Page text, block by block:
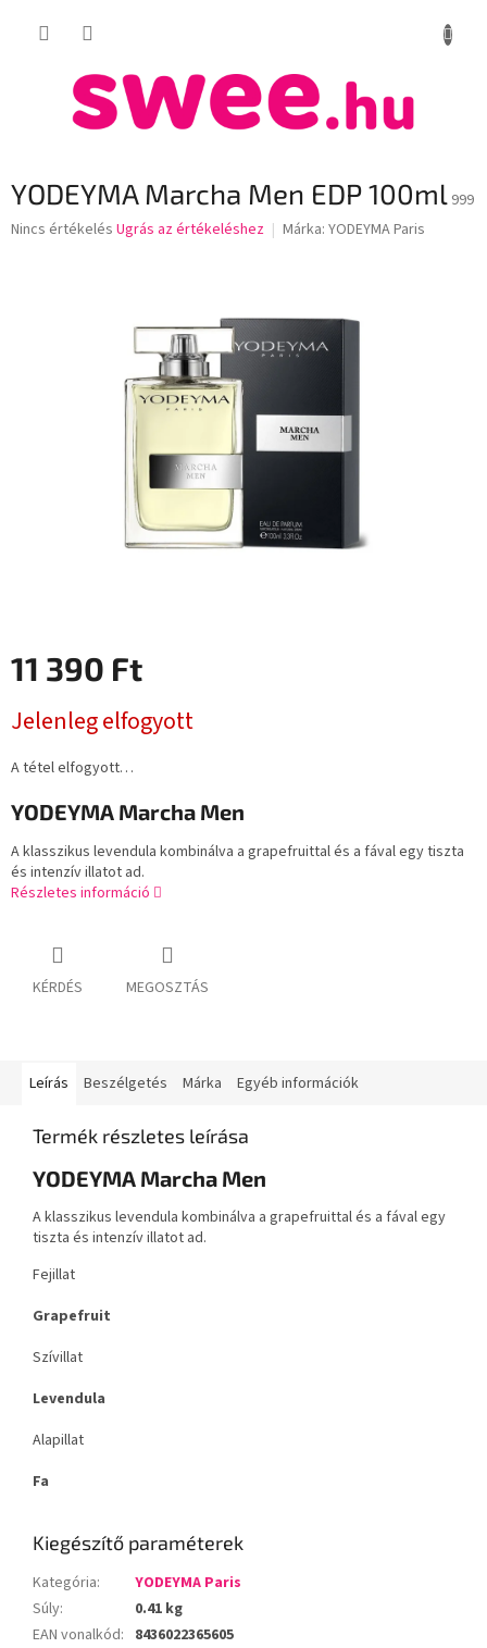
KOSÁR
YODEYMA Marcha Men EDP 100ml 999
A
Nincs értékelés Ugrás az értékeléshez Márka: YODEYMA Paris
11 390 Ft
Jelenleg elfogyott
A tétel elfogyott…
YODEYMA Marcha Men
A klasszikus levendula kombinálva a grapefruittal és a fával egy tiszta
és intenzív illatot ad.
Részletes információ
KÉRDÉS MEGOSZTÁS
Leírás Beszélgetés Márka Egyéb információk
Termék részletes leírása
YODEYMA Marcha Men
A klasszikus levendula kombinálva a grapefruittal és a fával egy
tiszta és intenzív illatot ad.
Fejillat
Grapefruit
Szívillat
Levendula
Alapillat
Fa
Kiegészítő paraméterek
Kategória:
YODEYMA Paris
Súly:
0.41 kg
EAN vonalkód: 8436022365605